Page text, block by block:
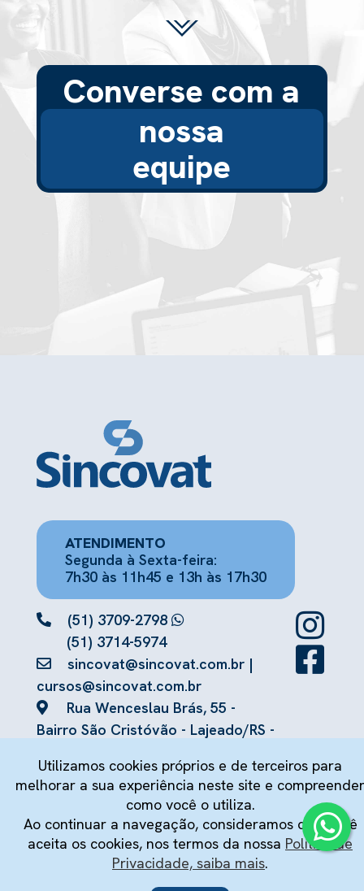
Converse com a
nossa
equipe
ATENDIMENTO
Segunda à Sexta-feira:
7h30 às 11h45 e 13h às 17h30
(51) 3709-2798
(51) 3714-5974
sincovat@sincovat.com.br|
cursos@sincovat.com.br
Rua Wenceslau Brás, 55 -
Bairro São Cristóvão - Lajeado/RS -
Copyright © 2025 - 2026 SINCOVAT - Sindicato dos
Contadores e Técnicos em Contabilidade do Vale do
Utilizamos cookies próprios e de terceiros para
melhorar a sua experiência neste site e compreender
como você o utiliza.
Ao continuar a navegação, consideramos que você
aceita os cookies, nos termos da nossa Política de
Privacidade, saiba mais.